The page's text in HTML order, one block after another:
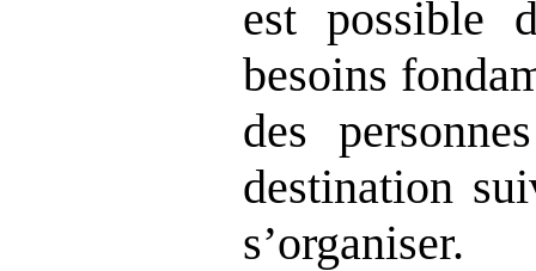
est possible
besoins
des
destination
s’organiser.